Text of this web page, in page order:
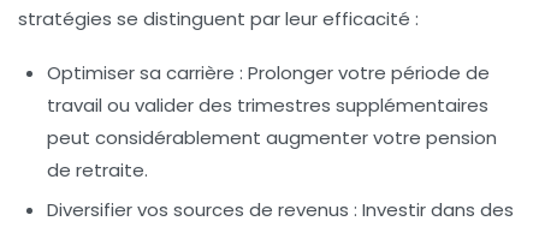
stratégies se distinguent par leur efficacité :
Optimiser sa carrière : Prolonger votre période de
travail ou valider des trimestres supplémentaires
peut considérablement augmenter votre pension
de retraite.
Diversifier vos sources de revenus : Investir dans des